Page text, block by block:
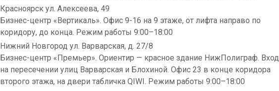
Красноярск ул. Алексеева, 49
Бизнес-центр «Вертикаль». Офис 9-16 на 9 этаже, от лифта направо по
коридору, до конца. Режим работы 9:00–18:00
Нижний Новгород ул. Варварская, д. 27/8
Бизнес-центр «Премьер». Ориентир — красное здание НижПолиграф. Вход
на пересечении улиц Варварская и Блохиной. Офис 23 в конце коридора
второго этажа, на двери табличка QIWI. Режим работы 9:00–18:00